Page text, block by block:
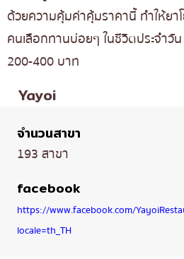
ด้วยความคุ้มค่าคุ้มราคานี้ ทำให้ยา
คนเลือกทานบ่อยๆ ในชีวิตประจำวั
200-400 บาท
Yayoi
จำนวนสาขา
193 สาขา
facebook
https://www.facebook.com/
locale=th_TH